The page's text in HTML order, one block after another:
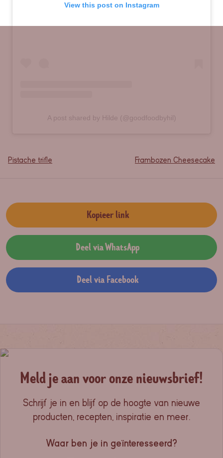
View this post on Instagram
A post shared by Hilde (@goodfoodbyhil)
Pistache trifle Frambozen Cheesecake
Kopieer link
Deel via WhatsApp
Deel via Facebook
Meld je aan voor onze nieuwsbrief!
Schrijf je in en blijf op de hoogte van nieuwe
producten, recepten, inspiratie en meer.
Waar ben je in geïnteresseerd?